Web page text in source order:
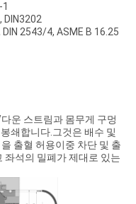
DIN3202
2543/4, ASME B 16.25
운 스트림과 몸무게 구멍
쇄합니다.그것은 배수 및
출혈 허용이중 차단 및 출
좌석의 밀폐가 제대로 있는